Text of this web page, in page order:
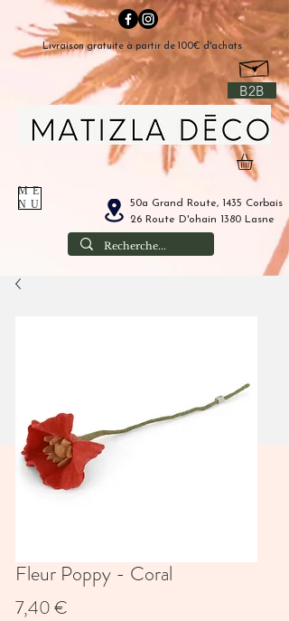
B2B
50a Grand Route, 1435 Corbais
26 Route D'ohain 1380 Lasne
ME
NU
Livraison gratuite à partir de 100€ d'achats
Fleur Poppy - Coral
7,40 €